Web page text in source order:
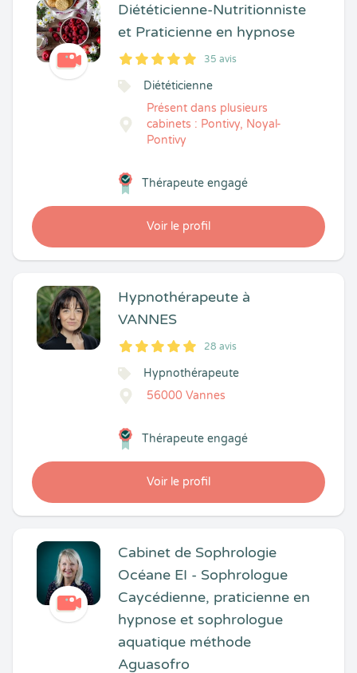
Diététicienne-Nutritionniste
et Praticienne en hypnose
5
1
5
35 35 avis
Diététicienne
Présent dans plusieurs
cabinets : Pontivy, Noyal-
Pontivy
Voir le profil
Thérapeute engagé
Hypnothérapeute à
VANNES
5
1
5
28 28 avis
Hypnothérapeute
56000 Vannes
Voir le profil
Thérapeute engagé
Cabinet de Sophrologie
Océane EI - Sophrologue
Caycédienne, praticienne en
hypnose et sophrologue
aquatique méthode
Aguasofro